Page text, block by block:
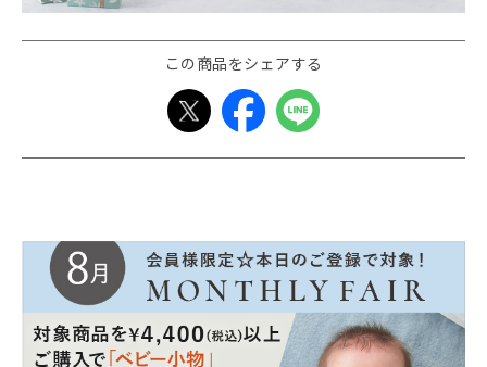
この商品をシェアする